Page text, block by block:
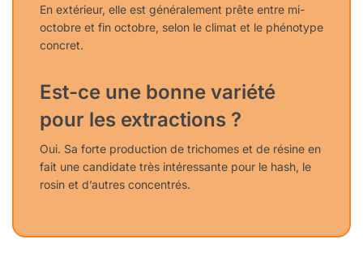
En extérieur, elle est généralement prête entre mi-
octobre et fin octobre, selon le climat et le phénotype
concret.
Est-ce une bonne variété
pour les extractions ?
Oui. Sa forte production de trichomes et de résine en
fait une candidate très intéressante pour le hash, le
rosin et d’autres concentrés.